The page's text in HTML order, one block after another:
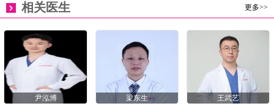
更多>>
相关医生
尹泓博 梁东生 王武艺